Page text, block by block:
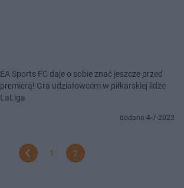
EA Sports FC daje o sobie znać jeszcze przed
premierą! Gra udziałowcem w piłkarskiej lidze
LaLiga
dodano 4-7-2023
1 2